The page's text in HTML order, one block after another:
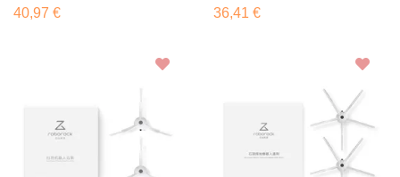
40,97 €
36,41 €